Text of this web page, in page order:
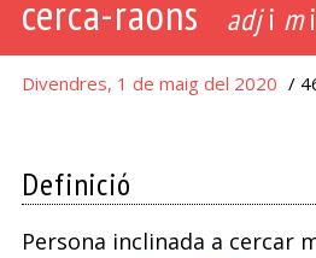
cerca-raons adji mi
Divendres, 1 de maig del 2020 /
Definició
Persona inclinada a cercar
anit